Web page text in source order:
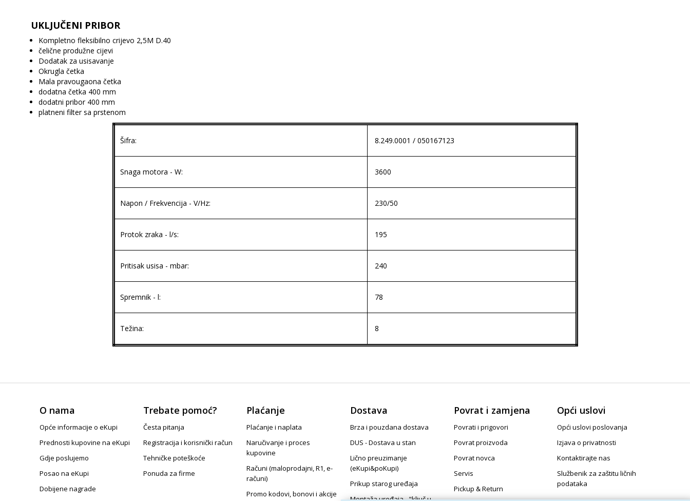
UKLJUČENI PRIBOR
Kompletno fleksibilno crijevo 2,5M D.40
čelične produžne cijevi
Dodatak za usisavanje
Okrugla četka
Mala pravougaona četka
dodatna četka 400 mm
dodatni pribor 400 mm
platneni filter sa prstenom
Šifra: 8.249.0001 / 050167123
Snaga motora - W: 3600
Napon / Frekvencija - V/Hz: 230/50
Protok zraka - l/s: 195
Pritisak usisa - mbar: 240
Spremnik - l: 78
Težina: 8
O nama
Opće informacije o eKupi
Prednosti kupovine na eKupi
Gdje poslujemo
Posao na eKupi
Dobijene nagrade
Trebate pomoć?
Česta pitanja
Registracija i korisnički račun
Tehničke poteškoće
Ponuda za firme
Plaćanje
Plaćanje i naplata
Naručivanje i proces
kupovine
Računi (maloprodajni, R1, e-
računi)
Promo kodovi, bonovi i akcije
Dostava
Brza i pouzdana dostava
DUS - Dostava u stan
Lično preuzimanje
(eKupi&poKupi)
Prikup starog uređaja
Montaža uređaja - "ključ u
Povrat i zamjena
Povrati i prigovori
Povrat proizvoda
Povrat novca
Servis
Pickup & Return
Opći uslovi
Opći uslovi poslovanja
Izjava o privatnosti
Kontaktirajte nas
Službenik za zaštitu ličnih
podataka